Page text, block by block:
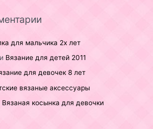
для мальчика 2х лет
Вязание для детей 2011
для девочек 8 лет
вязаные аксессуары
Вязаная косынка для девочки